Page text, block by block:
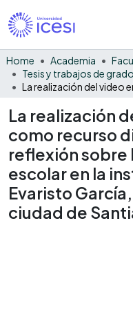
Home Academia
Tesis y trabajos de grado
La realización
como recurso
reflexión sobre
escolar en la
Evaristo
ciudad de